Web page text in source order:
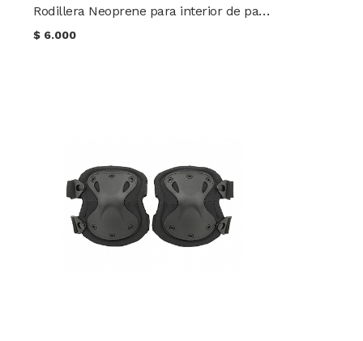
Rodillera Neoprene para interior de pantalones TRU-SPEC®
$ 6.000